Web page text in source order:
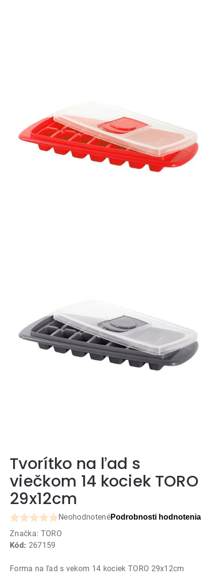
Tvorítko na ľad s
viečkom 14 kociek TORO
29x12cm
Kód: 267159
Priemerné
hodnotenie
produktu
0,0
NeohodnotenéPodrobnosti hodnotenia
Značka: TORO
Forma na ľad s vekom 14 kociek TORO 29x12cm